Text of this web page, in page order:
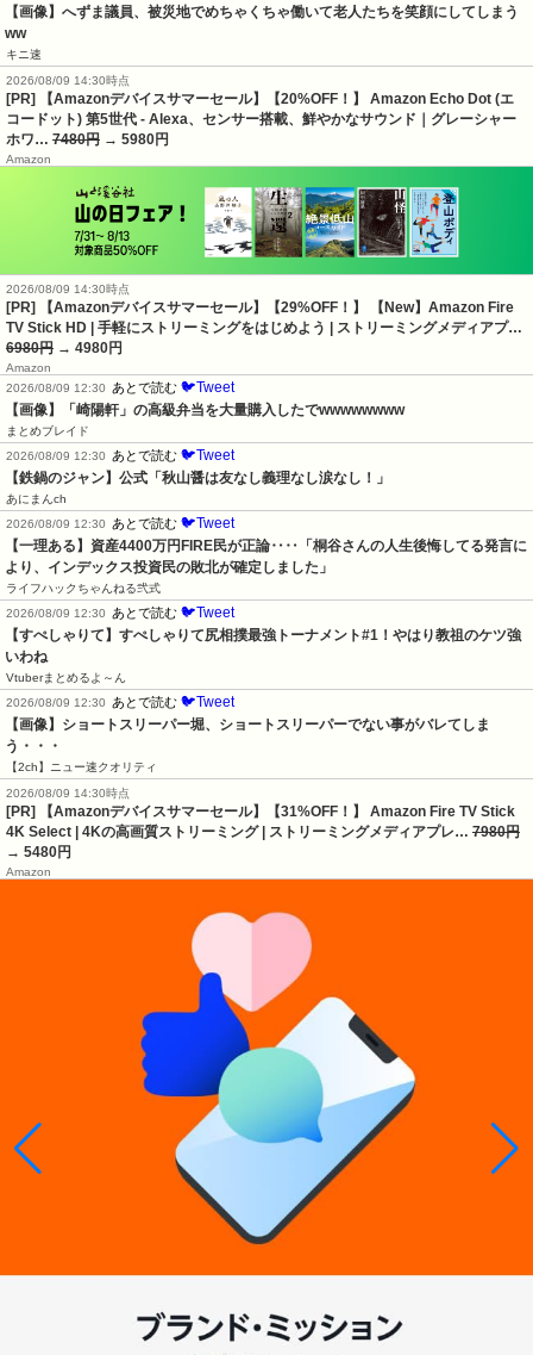
【画像】へずま議員、被災地でめちゃくちゃ働いて老人たちを笑顔にしてしまう
ww
キニ速
2026/08/09 14:30時点
[PR] 【Amazonデバイスサマーセール】【20%OFF！】 Amazon Echo Dot (エ
コードット) 第5世代 - Alexa、センサー搭載、鮮やかなサウンド｜グレーシャー
ホワ… 7480円 → 5980円
Amazon
2026/08/09 14:30時点
[PR] 【Amazonデバイスサマーセール】【29%OFF！】 【New】Amazon Fire
TV Stick HD | 手軽にストリーミングをはじめよう | ストリーミングメディアプ…
6980円 → 4980円
Amazon
2026/08/09 12:30
あとで読む 🐦Tweet
【画像】「崎陽軒」の高級弁当を大量購入したでwwwwwwww
まとめブレイド
2026/08/09 12:30
あとで読む 🐦Tweet
【鉄鍋のジャン】公式「秋山醤は友なし義理なし涙なし！」
あにまんch
2026/08/09 12:30
あとで読む 🐦Tweet
【一理ある】資産4400万円FIRE民が正論‥‥「桐谷さんの人生後悔してる発言に
より、インデックス投資民の敗北が確定しました」
ライフハックちゃんねる弐式
2026/08/09 12:30
あとで読む 🐦Tweet
【すぺしゃりて】すぺしゃりて尻相撲最強トーナメント#1！やはり教祖のケツ強
いわね
Vtuberまとめるよ～ん
2026/08/09 12:30
あとで読む 🐦Tweet
【画像】ショートスリーパー堀、ショートスリーパーでない事がバレてしま
う・・・
【2ch】ニュー速クオリティ
2026/08/09 14:30時点
[PR] 【Amazonデバイスサマーセール】【31%OFF！】 Amazon Fire TV Stick
4K Select | 4Kの高画質ストリーミング | ストリーミングメディアプレ… 7980円
→ 5480円
Amazon